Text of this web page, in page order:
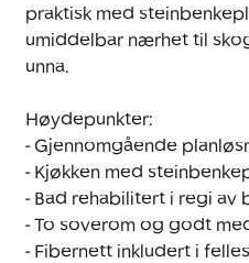
praktisk med
umiddelbar nærhet til
unna.
Høydepunkter:
- Gjennomgående
- Kjøkken med
- Bad rehabilitert i regi av
- To soverom og godt
- Fibernett inkludert i